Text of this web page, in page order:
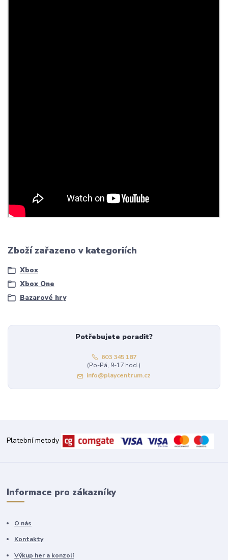
Zboží zařazeno v kategoriích
Xbox
Xbox One
Bazarové hry
Potřebujete poradit?
603 345 187
(Po-Pá, 9-17 hod.)
info@playcentrum.cz
Platební metody
Informace pro zákazníky
O nás
Kontakty
Výkup her a konzolí